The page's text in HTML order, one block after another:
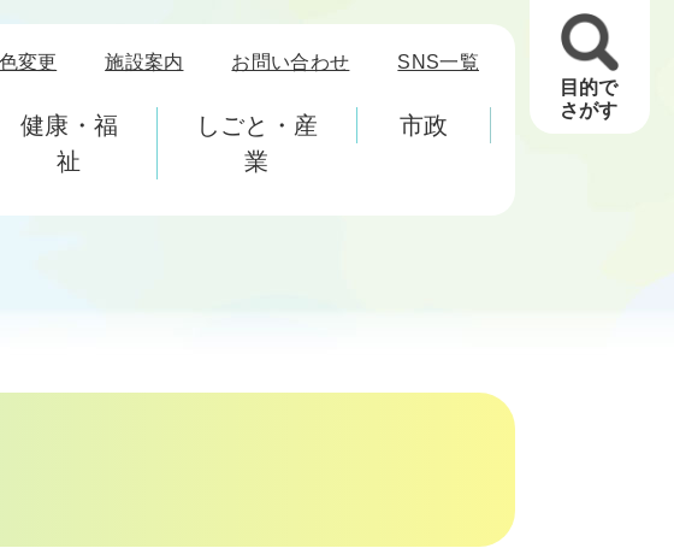
変更 施設案内 お問い合わせ SNS一覧
健康・福
祉
しごと・産
業
市政
目的で
さがす